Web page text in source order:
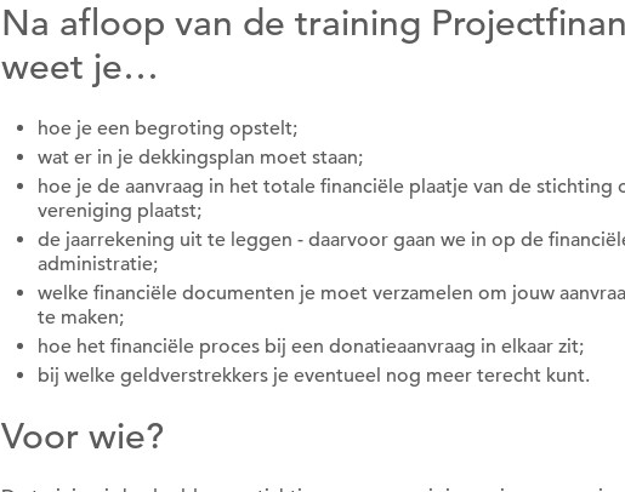
Na afloop van de training
weet je…
hoe je een begroting opstelt;
wat er in je dekkingsplan moet staan;
hoe je de aanvraag in het totale financiële plaatje van de stichting
vereniging plaatst;
de jaarrekening uit te leggen - daarvoor gaan we in op de
administratie;
welke financiële documenten je moet verzamelen om jouw
te maken;
hoe het financiële proces bij een donatieaanvraag in elkaar zit;
bij welke geldverstrekkers je eventueel nog meer terecht kunt.
Voor wie?